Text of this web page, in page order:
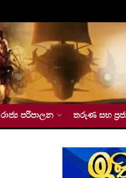
රාජ්‍ය පරිපාලන තරුණ සහ